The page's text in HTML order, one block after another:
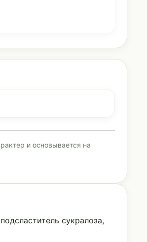
и основывается на
сукралоза,